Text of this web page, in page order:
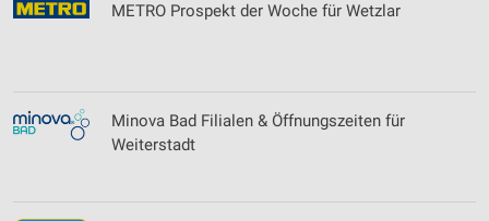
METRO Prospekt der Woche für Wetzlar
Minova Bad Filialen & Öffnungszeiten für
Weiterstadt